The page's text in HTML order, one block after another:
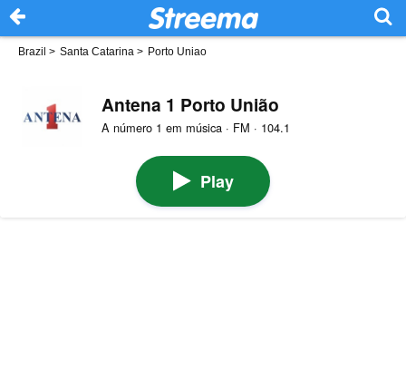
Brazil > Santa Catarina > Porto Uniao
Antena 1 Porto União
A número 1 em música · FM · 104.1
Play